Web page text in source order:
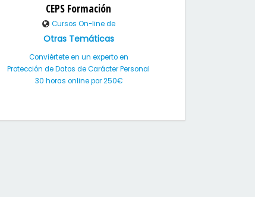
CEPS Formación
Cursos On-line de
Otras Temáticas
Conviértete en un experto en
Protección de Datos de Carácter Personal
30 horas online por 250€